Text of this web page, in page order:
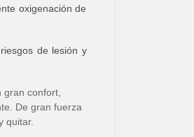
oxigenación de
de lesión y
confort,
De gran fuerza
quitar.